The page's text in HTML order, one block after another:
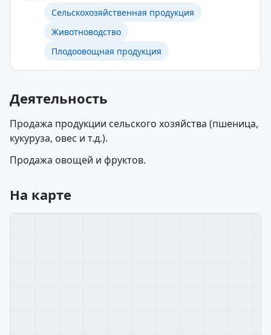
Сельскохозяйственная продукция
Животноводство
Плодоовощная продукция
Деятельность
Продажа продукции сельского хозяйства (пшеница,
кукуруза, овес и т.д.).
Продажа овощей и фруктов.
На карте